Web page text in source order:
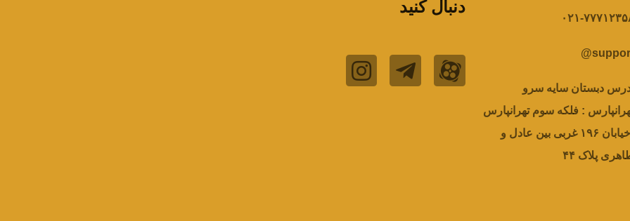
۷۷۷۱۲۳۵۸
دبستان سایه سرو
: فلکه سوم تهرانپارس
-خیابان ۱۹۶ غربی بین عادل و
پلاک ۴۴
دنبال کنید